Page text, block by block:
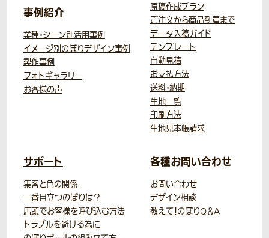
事例紹介
業種・シーン別活用事例
イメージ別のぼりデザイン事例
製作事例
フォトギャラリー
お客様の声
原稿作成プラン
ご注文から商品到着まで
データ入稿ガイド
テンプレート
自動見積
お支払方法
送料・納期
生地一覧
印刷方法
生地見本帳請求
サポート
集客と色の関係
一番目立つのぼりは？
店頭でお客様を呼び込む方法
トラブルを避ける為に
各種お問い合わせ
お問い合わせ
デザイン相談
教えて！のぼりQ＆A